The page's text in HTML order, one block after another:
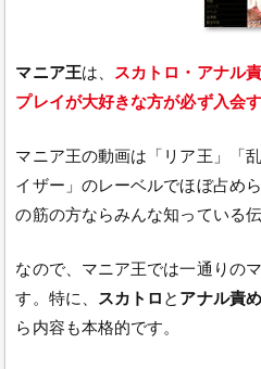
マニア王は、 スカトロ・アナル
プレイが大好きな方が必ず入会
マニア王の動画は「リア王」「
イザー」のレーベルでほぼ占め
の筋の方ならみんな知っている
なので、マニア王では一通りの
す。特に、 スカトロ と アナル責め
ら内容も本格的です。